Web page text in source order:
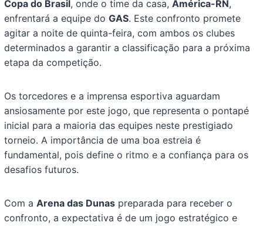
Copa do Brasil, onde o time da casa,América-RN,
enfrentará a equipe doGAS. Este confronto promete
agitar a noite de quinta-feira, com ambos os clubes
determinados a garantir a classificação para a próxima
etapa da competição.
Os torcedores e a imprensa esportiva aguardam
ansiosamente por este jogo, que representa o pontapé
inicial para a maioria das equipes neste prestigiado
torneio. A importância de uma boa estreia é
fundamental, pois define o ritmo e a confiança para os
desafios futuros.
Com aArena das Dunas preparada para receber o
confronto, a expectativa é de um jogo estratégico e